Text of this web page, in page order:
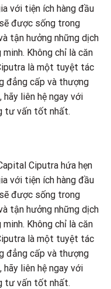
với tiện ích hàng đầu
được sống trong
tận hưởng những dịch
Không chỉ là căn
là một tuyệt tác
đẳng cấp và thượng
liên hệ ngay với
tư vấn tốt nhất.
Ciputra hứa hẹn
với tiện ích hàng đầu
được sống trong
tận hưởng những dịch
Không chỉ là căn
là một tuyệt tác
đẳng cấp và thượng
liên hệ ngay với
tư vấn tốt nhất.